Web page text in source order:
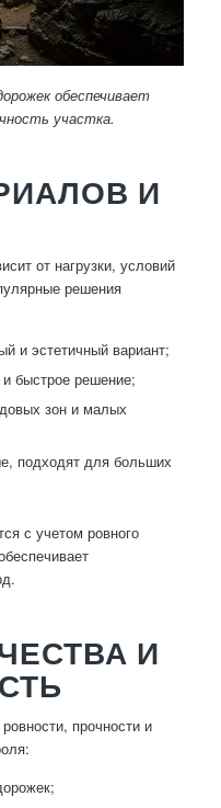
обеспечивает
участка.
И
от нагрузки, условий
решения
и эстетичный вариант;
быстрое решение;
зон и малых
подходят для больших
с учетом ровного
И
прочности и